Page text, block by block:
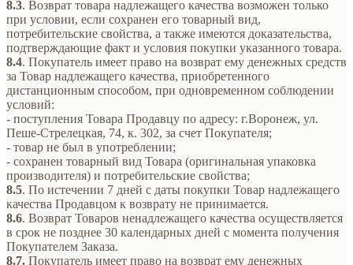
8.3. Возврат товара надлежащего качества возможен только
при условии, если сохранен его товарный вид,
потребительские свойства, а также имеются доказательства,
подтверждающие факт и условия покупки указанного товара.
8.4. Покупатель имеет право на возврат ему денежных средств
за Товар надлежащего качества, приобретенного
дистанционным способом, при одновременном соблюдении
условий:
- поступления Товара Продавцу по адресу: г.Воронеж, ул.
Пеше-Стрелецкая, 74, к. 302, за счет Покупателя;
- товар не был в употреблении;
- сохранен товарный вид Товара (оригинальная упаковка
производителя) и потребительские свойства;
8.5. По истечении 7 дней с даты покупки Товар надлежащего
качества Продавцом к возврату не принимается.
8.6. Возврат Товаров ненадлежащего качества осуществляется
в срок не позднее 30 календарных дней с момента получения
Покупателем Заказа.
8.7. Покупатель имеет право на возврат ему денежных